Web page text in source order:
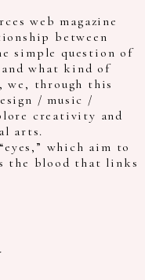
web magazine
between
simple question of
what kind of
we, through this
/ music /
creativity and
arts.
which aim to
the blood that links